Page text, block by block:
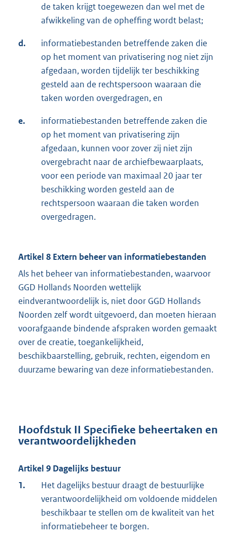
de taken krijgt toegewezen dan wel met de
afwikkeling van de opheffing wordt belast;
d.
informatiebestanden betreffende zaken die
op het moment van privatisering nog niet zijn
afgedaan, worden tijdelijk ter beschikking
gesteld aan de rechtspersoon waaraan die
taken worden overgedragen, en
e.
informatiebestanden betreffende zaken die
op het moment van privatisering zijn
afgedaan, kunnen voor zover zij niet zijn
overgebracht naar de archiefbewaarplaats,
voor een periode van maximaal 20 jaar ter
beschikking worden gesteld aan de
rechtspersoon waaraan die taken worden
overgedragen.
Artikel 8 Extern beheer van informatiebestanden
Als het beheer van informatiebestanden, waarvoor
GGD Hollands Noorden wettelijk
eindverantwoordelijk is, niet door GGD Hollands
Noorden zelf wordt uitgevoerd, dan moeten hieraan
voorafgaande bindende afspraken worden gemaakt
over de creatie, toegankelijkheid,
beschikbaarstelling, gebruik, rechten, eigendom en
duurzame bewaring van deze informatiebestanden.
Hoofdstuk II Specifieke beheertaken en
verantwoordelijkheden
Artikel 9 Dagelijks bestuur
1.
Het dagelijks bestuur draagt de bestuurlijke
verantwoordelijkheid om voldoende middelen
beschikbaar te stellen om de kwaliteit van het
informatiebeheer te borgen.